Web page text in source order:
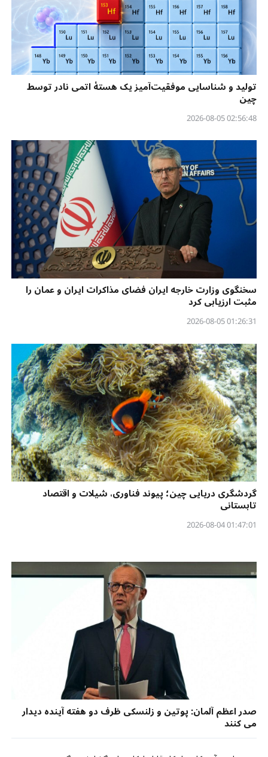
تولید و شناسایی موفقیت‌آمیز یک هستهٔ اتمی نادر توسط
چین
02:56:48 2026-08-05
سخنگوی وزارت خارجه ایران فضای مذاکرات ایران و عمان را
مثبت ارزیابی کرد
01:26:31 2026-08-05
گردشگری دریایی چین؛ پیوند فناوری، شیلات و اقتصاد
تابستانی
01:47:01 2026-08-04
صدر اعظم آلمان: پوتین و زلنسکی ظرف دو هفته آینده دیدار
می کنند